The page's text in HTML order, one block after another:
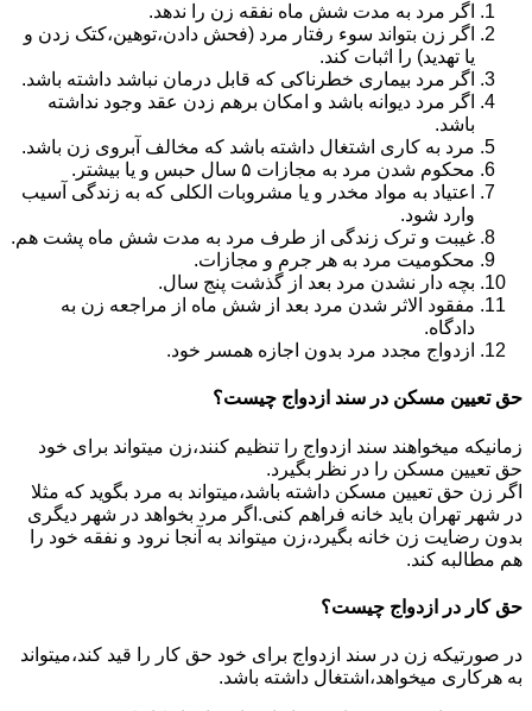
اگر مرد به مدت شش ماه نفقه زن را ندهد.
اگر زن بتواند سوء رفتار مرد (فحش دادن،توهین،کتک زدن و
یا تهدید) را اثبات کند.
اگر مرد بیماری خطرناکی که قابل درمان نباشد داشته باشد.
اگر مرد دیوانه باشد و امکان برهم زدن عقد وجود نداشته
باشد.
مرد به کاری اشتغال داشته باشد که مخالف آبروی زن باشد.
محکوم شدن مرد به مجازات ۵ سال حبس و یا بیشتر.
اعتیاد به مواد مخدر و یا مشروبات الکلی که به زندگی آسیب
وارد شود.
غیبت و ترک زندگی از طرف مرد به مدت شش ماه پشت هم.
محکومیت مرد به هر جرم و مجازات.
بچه دار نشدن مرد بعد از گذشت پنج سال.
مفقود الاثر شدن مرد بعد از شش ماه از مراجعه زن به
دادگاه.
ازدواج مجدد مرد بدون اجازه همسر خود.
حق تعیین مسکن در سند ازدواج چیست؟
زمانیکه میخواهند سند ازدواج را تنظیم کنند،زن میتواند برای خود
حق تعیین مسکن را در نظر بگیرد.
اگر زن حق تعیین مسکن داشته باشد،میتواند به مرد بگوید که مثلا
در شهر تهران باید خانه فراهم کنی.اگر مرد بخواهد در شهر دیگری
بدون رضایت زن خانه بگیرد،زن میتواند به آنجا نرود و نفقه خود را
هم مطالبه کند.
حق کار در ازدواج چیست؟
در صورتیکه زن در سند ازدواج برای خود حق کار را قید کند،میتواند
به هرکاری میخواهد،اشتغال داشته باشد.